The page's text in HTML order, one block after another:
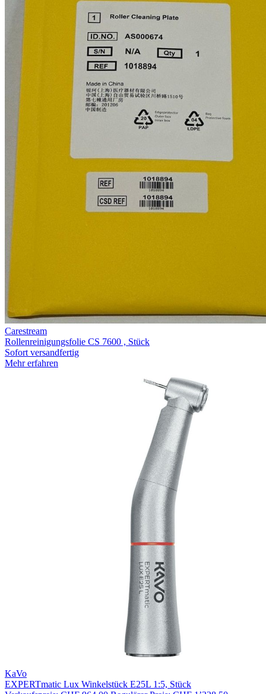
Carestream
Rollenreinigungsfolie CS 7600 , Stück
Sofort versandfertig
Mehr erfahren
KaVo
EXPERTmatic Lux Winkelstück E25L 1:5, Stück